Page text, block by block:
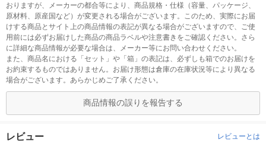
おりますが、メーカーの都合等により、商品規格・仕様（容量、パッケージ、
原材料、原産国など）が変更される場合がございます。このため、実際にお届
けする商品とサイト上の商品情報の表記が異なる場合がございますので、ご使
用前には必ずお届けした商品の商品ラベルや注意書きをご確認ください。さら
に詳細な商品情報が必要な場合は、メーカー等にお問い合わせください。
また、商品名における「セット」や「箱」の表記は、必ずしも箱でのお届けを
お約束するものではありません。お届け形態は倉庫の在庫状況等により異なる
場合がございます。あらかじめご了承ください。
商品情報の誤りを報告する
レビュー レビューとは